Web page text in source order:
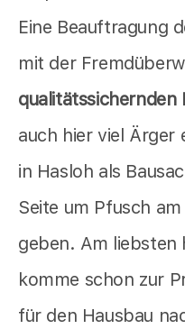
Eine Beauftragung
mit der
qualitätssichernden
auch hier viel
in Hasloh als
Seite um Pfusch
geben. Am liebsten
komme schon zur
für den Hausbau